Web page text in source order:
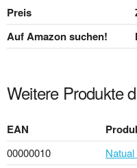
Preis
Auf Amazon suchen!
Weitere Produkte
EAN
00000010